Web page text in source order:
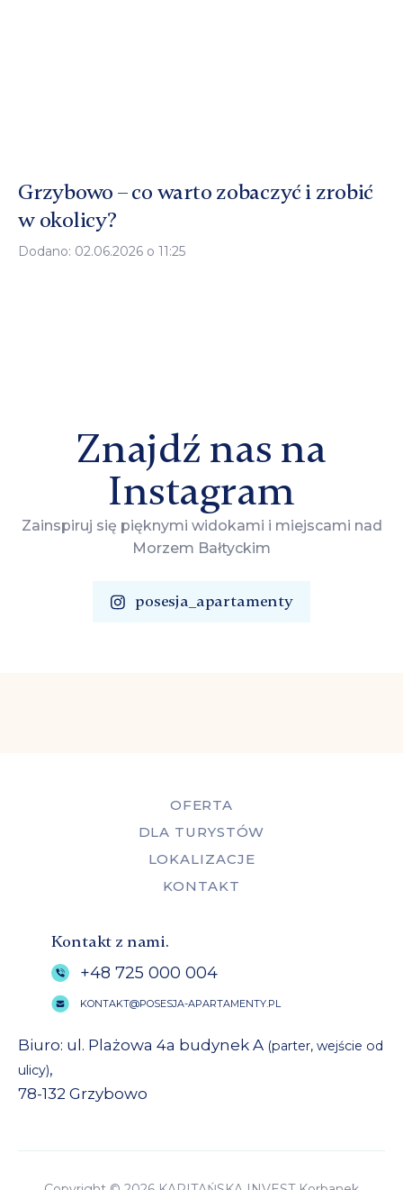
Grzybowo – co warto zobaczyć i zrobić
w okolicy?
Dodano: 02.06.2026 o 11:25
Znajdź nas na
Instagram
Zainspiruj się pięknymi widokami i miejscami nad
Morzem Bałtyckim
posesja_apartamenty
OFERTA
DLA TURYSTÓW
LOKALIZACJE
KONTAKT
Kontakt z nami.
+48 725 000 004
KONTAKT@POSESJA-APARTAMENTY.PL
Biuro: ul. Plażowa 4a budynek A (parter, wejście od
ulicy),
78-132 Grzybowo